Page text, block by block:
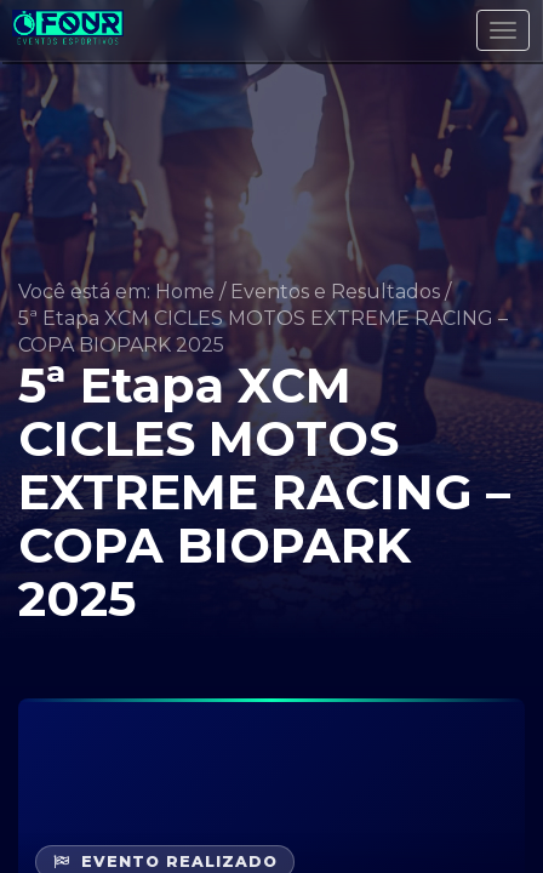
Você está em: Home / Eventos e Resultados /
5ª Etapa XCM CICLES MOTOS EXTREME RACING –
COPA BIOPARK 2025
5ª Etapa XCM
CICLES MOTOS
EXTREME RACING –
COPA BIOPARK
2025
EVENTO REALIZADO